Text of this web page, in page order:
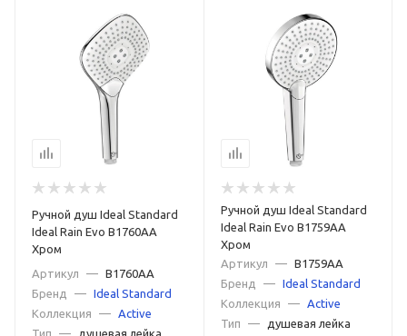
Ручной душ Ideal Standard
Ideal Rain Evo B1760AA
Хром
Артикул
— B1760AA
Бренд
— Ideal Standard
Коллекция
—
Active
Тип
—
душевая лейка
Ручной душ Ideal Standard
Ideal Rain Evo B1759AA
Хром
Артикул
—
B1759AA
Бренд
—
Ideal Standard
Коллекция
—
Active
Тип
—
душевая лейка